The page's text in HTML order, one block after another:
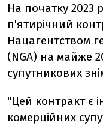
На початку 2023
п'ятирічний
Нацагентством
(NGA) на майже
супутникових
"Цей контракт є
комерційних